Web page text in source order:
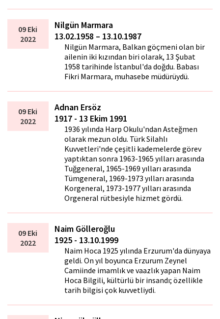
09 Eki
2022
Nilgün Marmara
13.02.1958 – 13.10.1987
Nilgün Marmara, Balkan göçmeni olan bir
ailenin iki kızından biri olarak, 13 Şubat
1958 tarihinde İstanbul'da doğdu. Babası
Fikri Marmara, muhasebe müdürüydü.
09 Eki
2022
Adnan Ersöz
1917 - 13 Ekim 1991
1936 yılında Harp Okulu'ndan Asteğmen
olarak mezun oldu. Türk Silahlı
Kuvvetleri'nde çeşitli kademelerde görev
yaptıktan sonra 1963-1965 yılları arasında
Tuğgeneral, 1965-1969 yılları arasında
Tümgeneral, 1969-1973 yılları arasında
Korgeneral, 1973-1977 yılları arasında
Orgeneral rütbesiyle hizmet gördü.
09 Eki
2022
Naim Gölleroğlu
1925 - 13.10.1999
Naim Hoca 1925 yılında Erzurum'da dünyaya
geldi. On yıl boyunca Erzurum Zeynel
Camiinde imamlık ve vaazlık yapan Naim
Hoca Bilgili, kültürlü bir insandı; özellikle
tarih bilgisi çok kuvvetliydi.